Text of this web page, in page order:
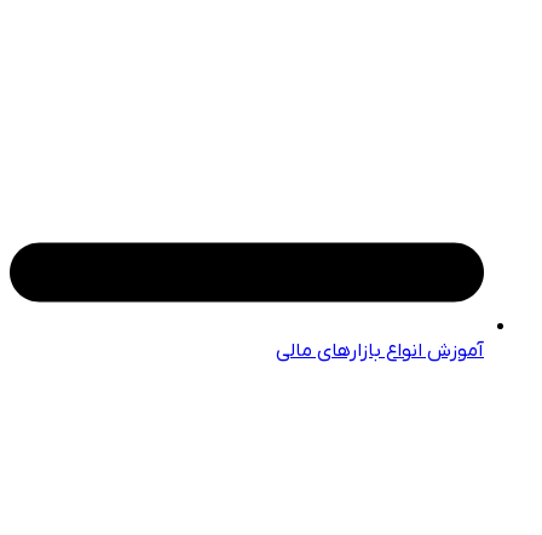
آموزش انواع بازارهای مالی